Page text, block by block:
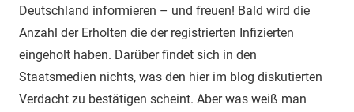
Deutschland informieren – und freuen! Bald wird die
Anzahl der Erholten die der registrierten Infizierten
eingeholt haben. Darüber findet sich in den
Staatsmedien nichts, was den hier im blog diskutierten
Verdacht zu bestätigen scheint. Aber was weiß man